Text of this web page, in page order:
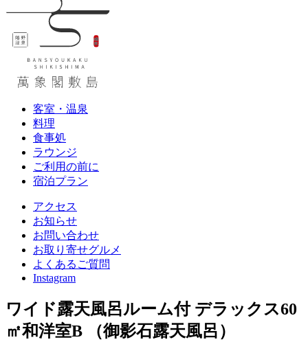
客室・温泉
料理
食事処
ラウンジ
ご利用の前に
宿泊プラン
アクセス
お知らせ
お問い合わせ
お取り寄せグルメ
よくあるご質問
Instagram
ワイド露天風呂ルーム付 デラックス60
㎡和洋室B
（御影石露天風呂）